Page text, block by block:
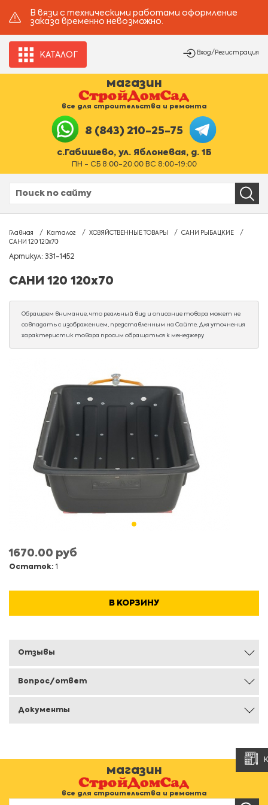
В вязи с техническими работами оформление
заказа временно невозможно.
КАТАЛОГ Вход/Регистрация
магазин
все для строительства и ремонта
8 (843) 210-25-75
с.Габишево, ул. Яблоневая, д. 1Б
ПН - СБ 8:00-20:00 ВС 8:00-19:00
Главная Каталог ХОЗЯЙСТВЕННЫЕ ТОВАРЫ
САНИ РЫБАЦКИЕ
САНИ 120 120х70
Артикул: 331-1452
САНИ 120 120х70
Обращаем внимание, что реальный вид и описание товара может не
совпадать с изображением, представленным на Сайте. Для уточнения
характеристик товара просим обращаться к менеджеру
1670.00 руб
Остаток: 1
В КОРЗИНУ
Отзывы
Вопрос/ответ
Документы
магазин
все для строительства и ремонта